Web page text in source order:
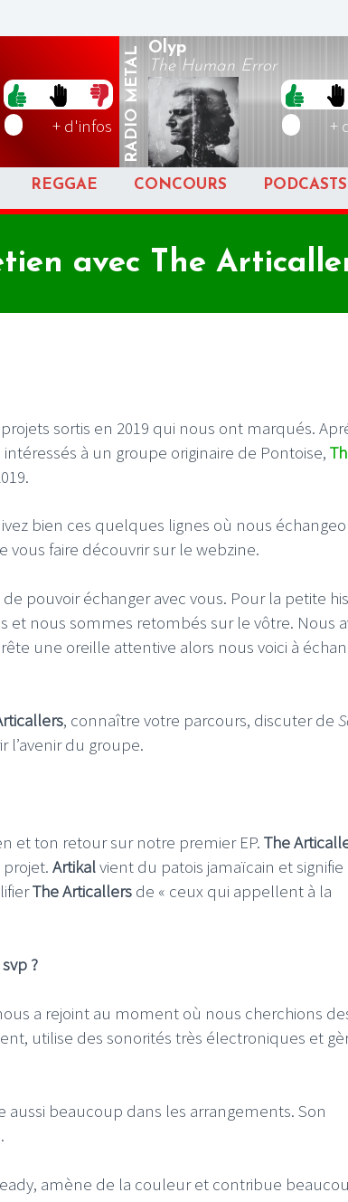
+ d'infos RADIO
METAL Olyp
The Human Error
+
REGGAE CONCOURS PODCASTS
avec The
sortis en 2019 qui nous ont marqués.
à un groupe originaire de Pontoise,
bien ces quelques lignes où nous
faire découvrir sur le webzine.
pouvoir échanger avec vous. Pour la petite
et nous sommes retombés sur le vôtre. Nous
une oreille attentive alors nous voici à
, connaître votre parcours, discuter de
l’avenir du groupe.
et ton retour sur notre premier EP. The
Artikalvient du patois jamaïcain et signifie
The Articallers de « ceux qui appellent à la
?
a rejoint au moment où nous cherchions
utilise des sonorités très électroniques et
beaucoup dans les arrangements. Son
amène de la couleur et contribue